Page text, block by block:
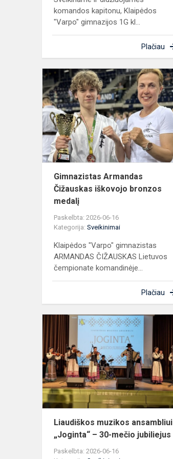
komandos kapitonu, Klaipėdos
"Varpo" gimnazijos 1G kl...
Plačiau
Gimnazistas Armandas
Čižauskas iškovojo bronzos
medalį
Paskelbta: 2026-06-16
Kategorija: Sveikinimai
Klaipėdos "Varpo" gimnazistas
ARMANDAS ČIŽAUSKAS Lietuvos
čempionate komandinėje...
Plačiau
Liaudiškos muzikos ansambliui
„Joginta“ – 30-mečio jubiliejus
Paskelbta: 2026-06-16